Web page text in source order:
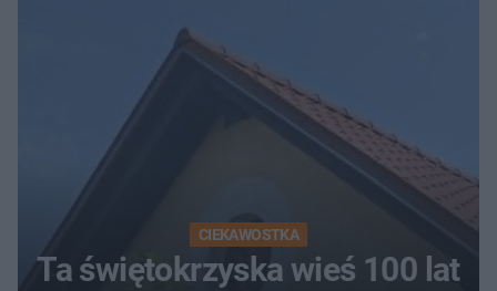
CIEKAWOSTKA
Ta świętokrzyska wieś 100 lat